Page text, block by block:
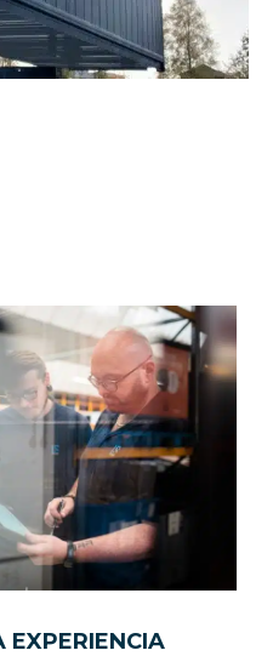
EXPERIENCIA